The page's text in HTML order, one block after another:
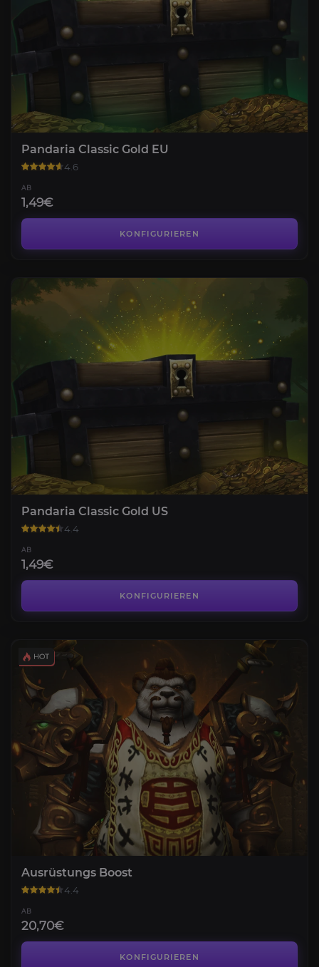
Pandaria Classic Gold EU
4.6
AB
1,49€
KONFIGURIEREN
Pandaria Classic Gold US
4.4
AB
1,49€
KONFIGURIEREN
Ausrüstungs Boost
4.4
AB
20,70€
KONFIGURIEREN
Erbstück Ausrüstung